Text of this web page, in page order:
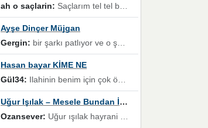
ah o saçlarin: Saçlarım tel tel beyazlıyor beyazlagına degil yanımda sen yoksun ona üzülüyorum günler bir bir geçiyor geçen günlere değil sensiz geçen günlere darılıyorum,Dinledikce asla kavusamayacagim ama asla unutamicagim sevdiğim adam için yanar içim
Ayşe Dinçer Müjgan
Gergin: bir şarkı patlıyor ve o şarkıyı millet her paylaşımın altına koyuyor ve öyle bir durum hal alıyor ki şarkıyı dinlemeden şarkıdan bikıyorsun Ama bu enteresan bir şekilde dillere dolanıyor millet olarak seviyoruz dertlerle boğuşurken bir yandan da göbek atmayi))) diyeceklerim bu kadar güzel hoş bir sayfa emeğinize sağlık arkadaşlar kolay gelsin
Hasan bayar KİME NE
Gül34: Ilahinin benim için çok özel bir yeri var İlk çıktığında komşum ne kadar yüksek sesle dinliyorsa orada duymuştum ve YouTube'dan aratıp Bu ilahiyi bulmuştum ve sonra müdavimi oldum günlük Ben de 3-5 kere dinleyip ezberleyip artık ilahiye bende eşlik ediyorum yüksek sesle Allah razı olsun hizmet nimettir Rabbim sizin zahmetlerinize de hayırlı nimetler versin Selam ve dua ile Allah'a emanet olun
Uğur Işılak – Mesele Bundan İbaret
Ozansever: Uğur ışılak hayrani olarak eski yeni tüm eserlerini keyifle huzurla dinleyenlerden birisiyim, emeğine saygı duyan gönül veren bunu en güzel şekilde sevenlerine ulaştıran siz değerli sayfa yöneticilerine de teşekkür ederim